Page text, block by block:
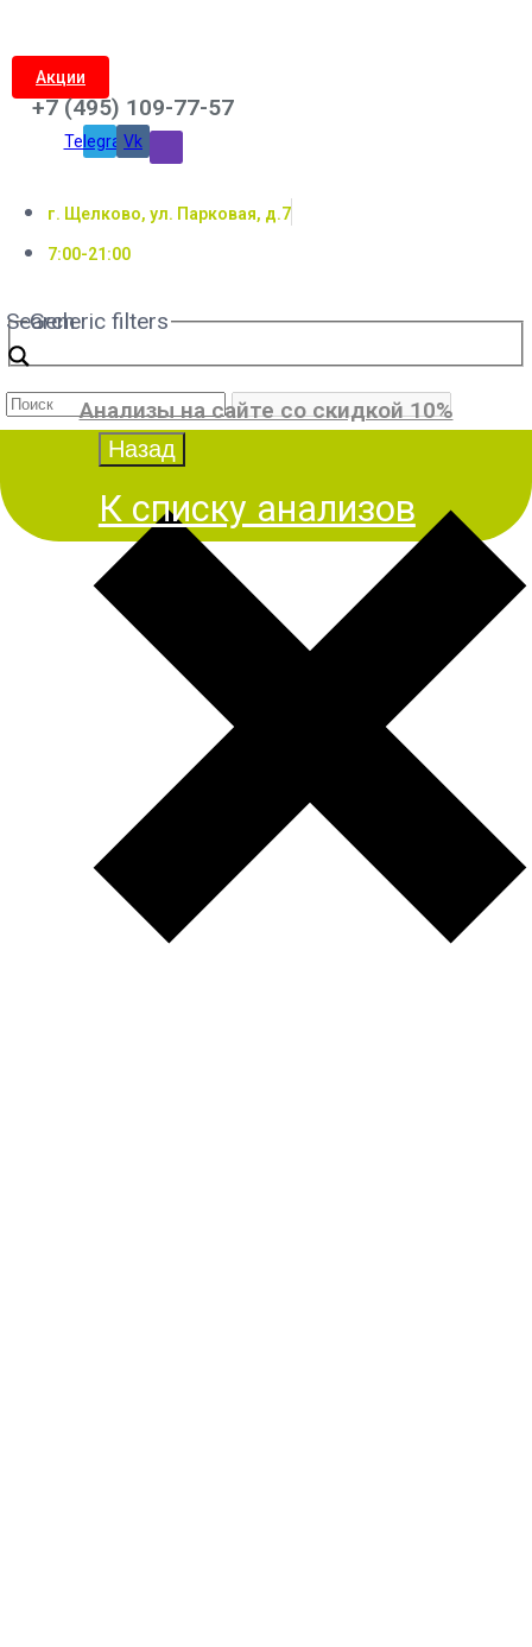
Акции
+7 (495) 109-77-57
TelegramVk
г. Щелково, ул. Парковая, д.7
7:00-21:00
Search
Generic filters
Анализы на сайте со скидкой 10%
К списку анализов